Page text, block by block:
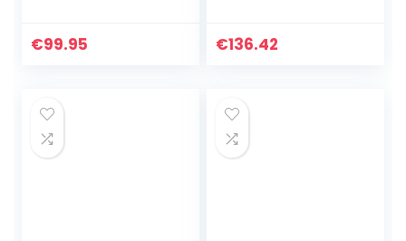
Simkaart – Eigen
€99.95 €136.42